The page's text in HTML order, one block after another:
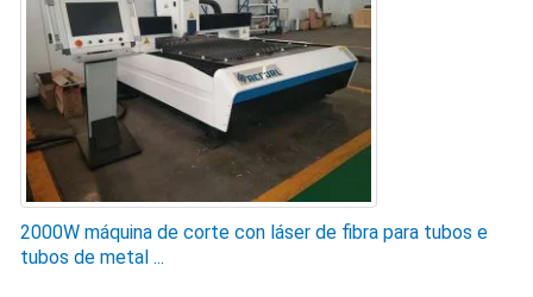
2000W máquina de corte con láser de fibra para tubos e
tubos de metal ...